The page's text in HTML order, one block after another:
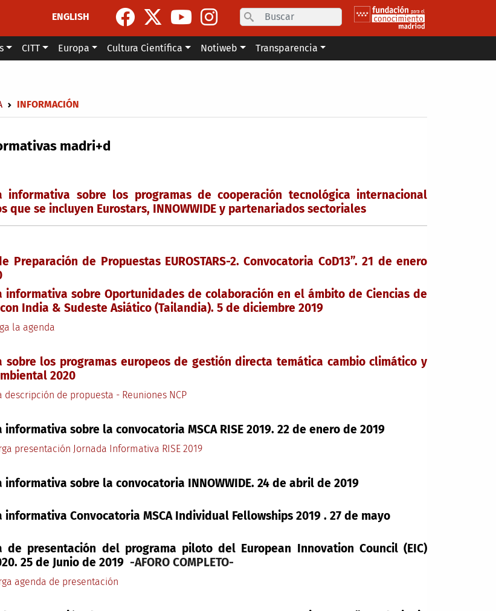
ENGLISH
Search
CITT Europa Cultura Científica Notiweb Transparencia
de ayuda a la navegación
INFORMACIÓN
madri+d
informativa sobre los programas de cooperación tecnológica internacional
que se incluyen Eurostars, INNOWWIDE y partenariados sectoriales
Preparación de Propuestas EUROSTARS-2. Convocatoria CoD13”. 21 de enero
informativa sobre Oportunidades de colaboración en el ámbito de Ciencias de
India & Sudeste Asiático (Tailandia). 5 de diciembre 2019
la agenda
sobre los programas europeos de gestión directa temática cambio climático y
2020
descripción de propuesta - Reuniones NCP
informativa sobre la convocatoria MSCA RISE 2019. 22 de enero de 2019
presentación Jornada Informativa RISE 2019
informativa sobre la convocatoria INNOWWIDE. 24 de abril de 2019
informativa Convocatoria MSCA Individual Fellowships 2019 . 27 de mayo
de presentación del programa piloto del European Innovation Council (EIC)
25 de Junio de 2019 -AFORO COMPLETO-
agenda de presentación